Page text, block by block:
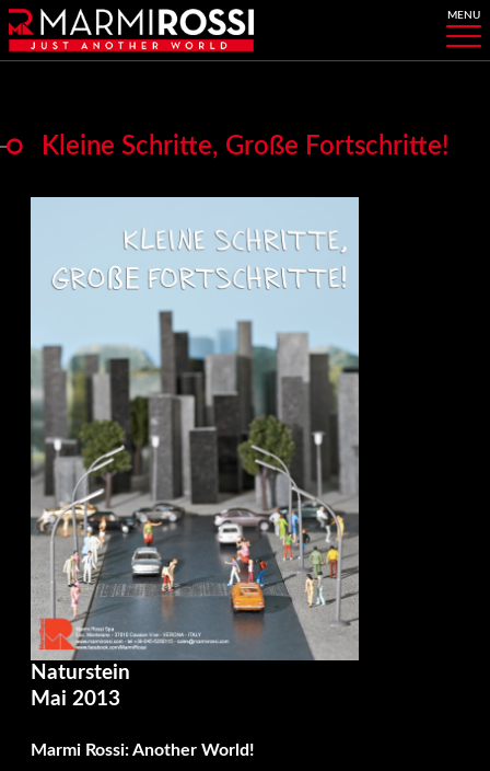
Kleine Schritte, Große Fortschritte!
Naturstein
Mai 2013
Marmi Rossi: Another World!